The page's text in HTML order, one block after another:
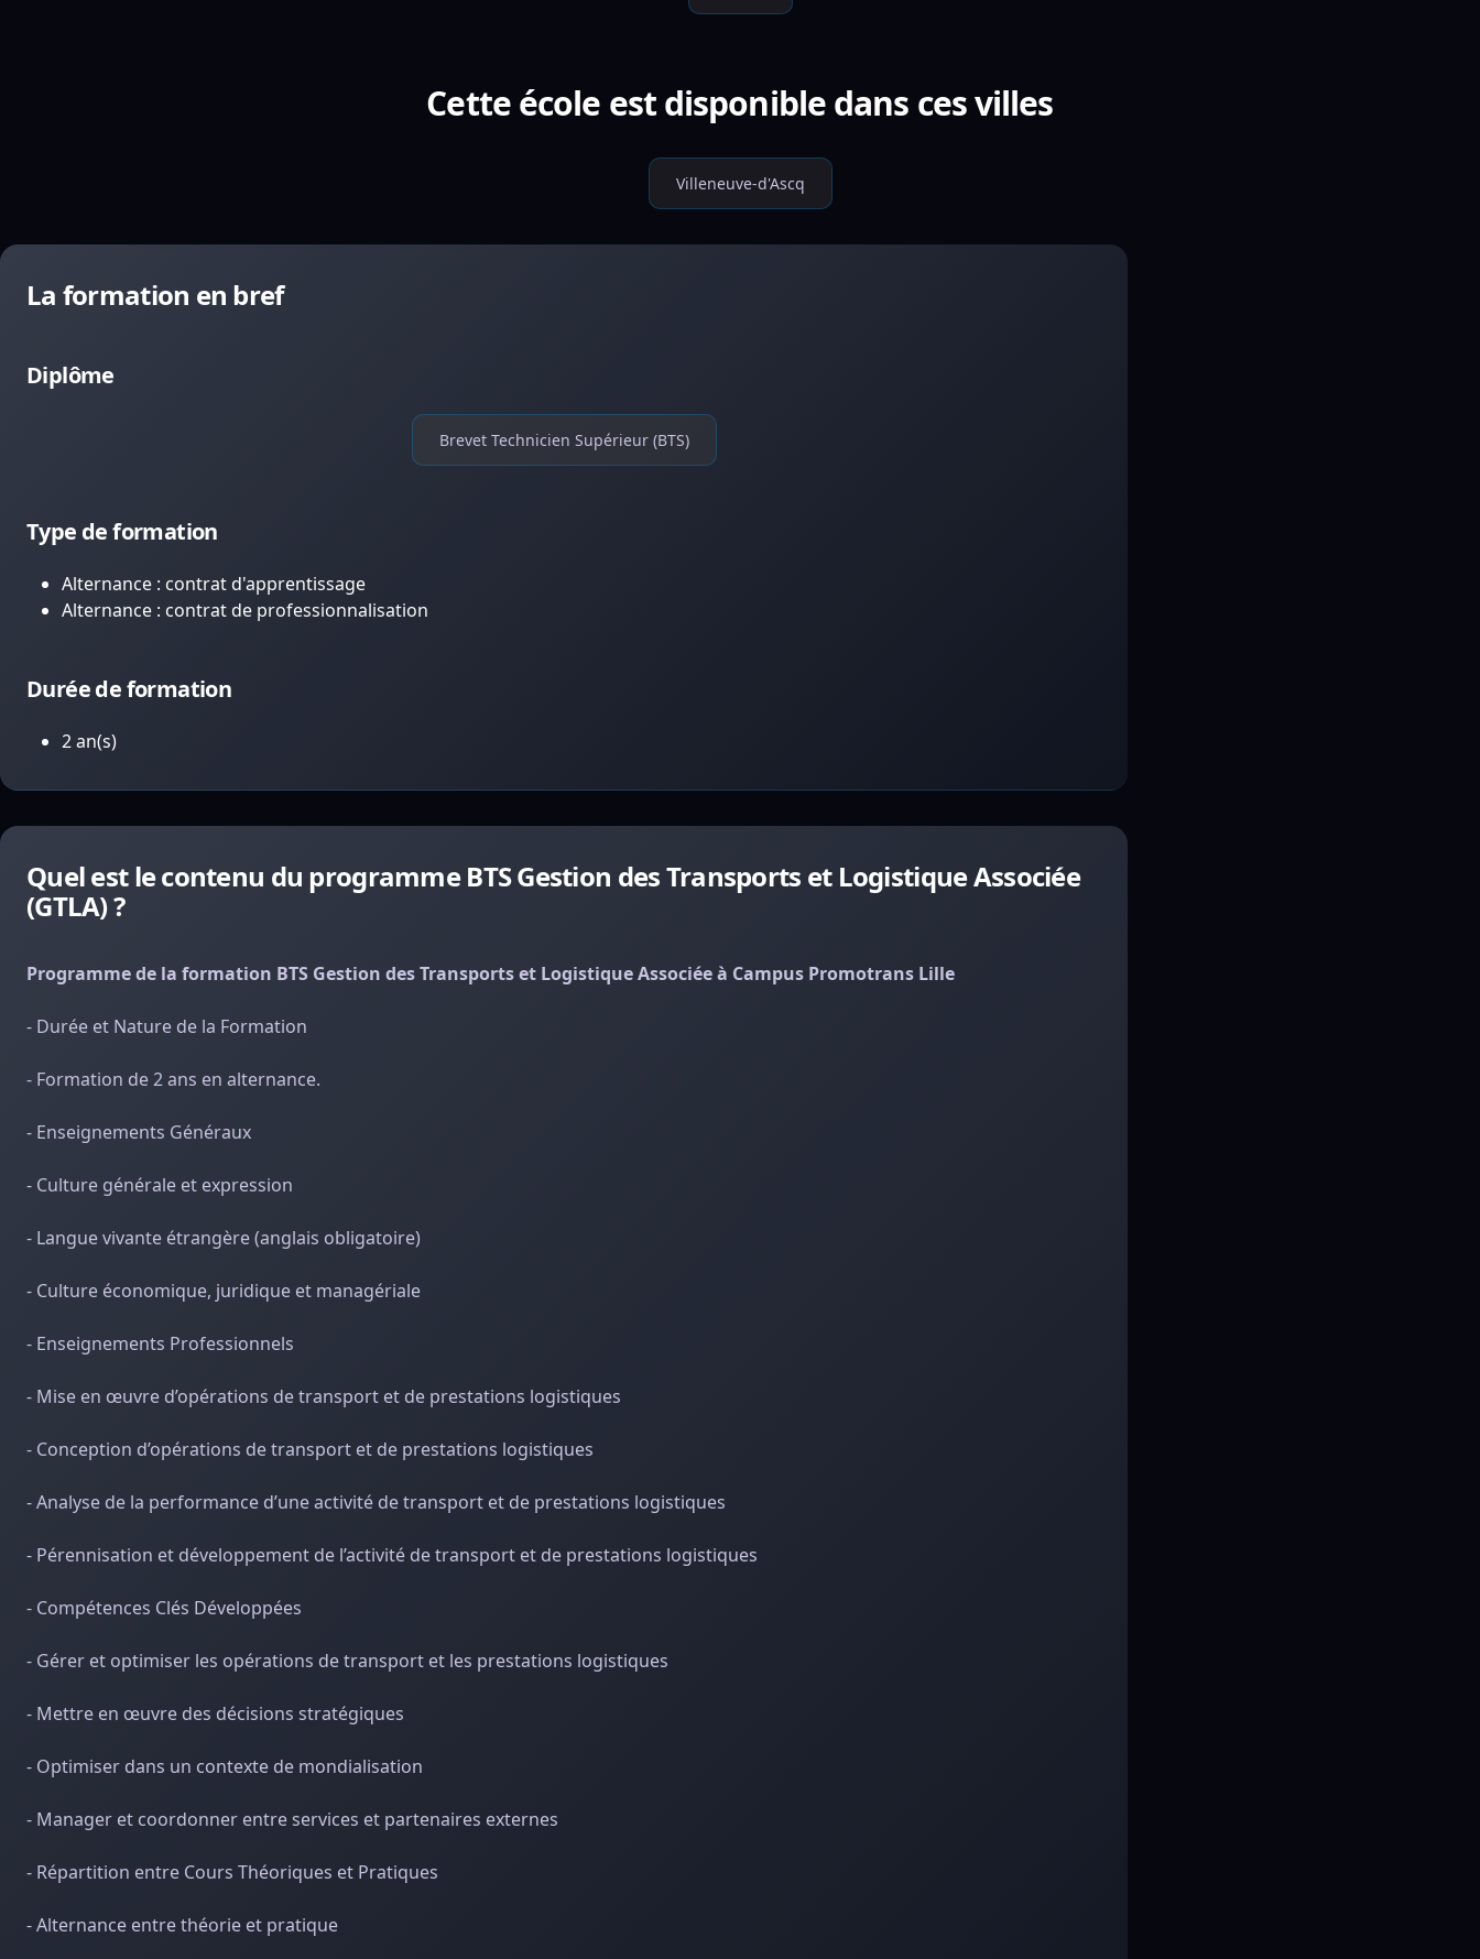
Cette école est disponible dans ces villes
Villeneuve-d'Ascq
La formation en bref
Diplôme
Brevet Technicien Supérieur (BTS)
Type de formation
Alternance : contrat d'apprentissage
Alternance : contrat de professionnalisation
Durée de formation
2 an(s)
Quel est le contenu du programme BTS Gestion des Transports et Logistique Associée
(GTLA) ?
Programme de la formation BTS Gestion des Transports et Logistique Associée à Campus Promotrans Lille
- Durée et Nature de la Formation
- Formation de 2 ans en alternance.
- Enseignements Généraux
- Culture générale et expression
- Langue vivante étrangère (anglais obligatoire)
- Culture économique, juridique et managériale
- Enseignements Professionnels
- Mise en œuvre d’opérations de transport et de prestations logistiques
- Conception d’opérations de transport et de prestations logistiques
- Analyse de la performance d’une activité de transport et de prestations logistiques
- Pérennisation et développement de l’activité de transport et de prestations logistiques
- Compétences Clés Développées
- Gérer et optimiser les opérations de transport et les prestations logistiques
- Mettre en œuvre des décisions stratégiques
- Optimiser dans un contexte de mondialisation
- Manager et coordonner entre services et partenaires externes
- Répartition entre Cours Théoriques et Pratiques
- Alternance entre théorie et pratique